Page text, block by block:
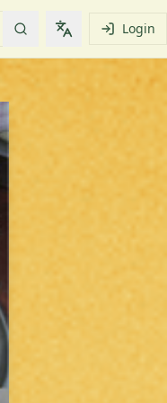
Change Login